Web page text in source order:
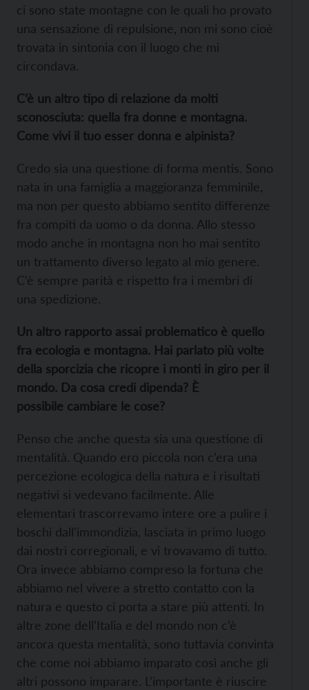
ci sono state montagne con le quali ho provato
una sensazione di repulsione, non mi sono cioè
trovata in sintonia con il luogo che mi
circondava.
C’è un altro tipo di relazione da molti
sconosciuta: quella fra donne e montagna.
Come vivi il tuo esser donna e alpinista?
Credo sia una questione di forma mentis. Sono
nata in una famiglia a maggioranza femminile,
ma non per questo abbiamo sentito differenze
fra compiti da uomo o da donna. Allo stesso
modo anche in montagna non ho mai sentito
un trattamento diverso legato al mio genere.
C’è sempre parità e rispetto fra i membri di
una spedizione.
Un altro rapporto assai problematico è quello
fra ecologia e montagna. Hai parlato più volte
della sporcizia che ricopre i monti in giro per il
mondo. Da cosa credi dipenda? È
possibile cambiare le cose?
Penso che anche questa sia una questione di
mentalità. Quando ero piccola non c’era una
percezione ecologica della natura e i risultati
negativi si vedevano facilmente. Alle
elementari trascorrevamo intere ore a pulire i
boschi dall’immondizia, lasciata in primo luogo
dai nostri corregionali, e vi trovavamo di tutto.
Ora invece abbiamo compreso la fortuna che
abbiamo nel vivere a stretto contatto con la
natura e questo ci porta a stare più attenti. In
altre zone dell’Italia e del mondo non c’è
ancora questa mentalità, sono tuttavia convinta
che come noi abbiamo imparato così anche gli
altri possono imparare. L’importante è riuscire